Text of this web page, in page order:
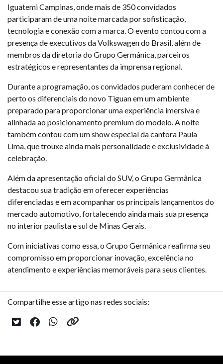
Iguatemi Campinas, onde mais de 350 convidados
participaram de uma noite marcada por sofisticação,
tecnologia e conexão com a marca. O evento contou com a
presença de executivos da Volkswagen do Brasil, além de
membros da diretoria do Grupo Germânica, parceiros
estratégicos e representantes da imprensa regional.
Durante a programação, os convidados puderam conhecer de
perto os diferenciais do novo Tiguan em um ambiente
preparado para proporcionar uma experiência imersiva e
alinhada ao posicionamento premium do modelo. A noite
também contou com um show especial da cantora Paula
Lima, que trouxe ainda mais personalidade e exclusividade à
celebração.
Além da apresentação oficial do SUV, o Grupo Germânica
destacou sua tradição em oferecer experiências
diferenciadas e em acompanhar os principais lançamentos do
mercado automotivo, fortalecendo ainda mais sua presença
no interior paulista e sul de Minas Gerais.
Com iniciativas como essa, o Grupo Germânica reafirma seu
compromisso em proporcionar inovação, excelência no
atendimento e experiências memoráveis para seus clientes.
Compartilhe esse artigo nas redes sociais: